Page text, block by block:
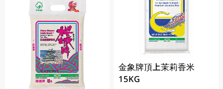
金象牌頂上茉莉香米
15KG